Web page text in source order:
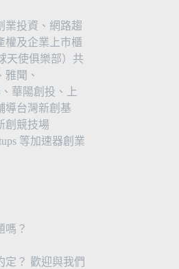
業投資、網路趨
權及企業上市櫃
天使俱樂部）共
雅聞、
華陽創投、上
導台灣新創基
創競技場
等加速器創業
嗎？
定？ 歡迎與我們